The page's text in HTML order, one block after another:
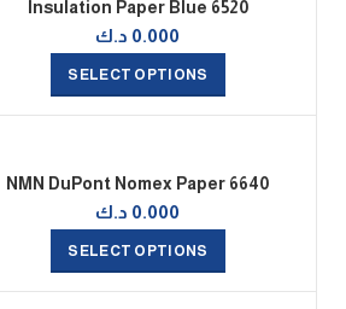
6520 Insulation Paper Blue
0.000 د.ك
SELECT OPTIONS
NMN DuPont Nomex Paper 6640
0.000 د.ك
SELECT OPTIONS